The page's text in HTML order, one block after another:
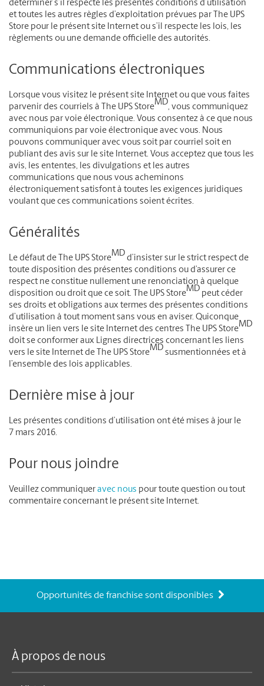
déterminer s’il respecte les présentes conditions d’utilisation
et toutes les autres règles d’exploitation prévues par The UPS
Store pour le présent site Internet ou s’il respecte les lois, les
règlements ou une demande officielle des autorités.
Communications électroniques
Lorsque vous visitez le présent site Internet ou que vous faites
parvenir des courriels à The UPS StoreMD, vous communiquez
avec nous par voie électronique. Vous consentez à ce que nous
communiquions par voie électronique avec vous. Nous
pouvons communiquer avec vous soit par courriel soit en
publiant des avis sur le site Internet. Vous acceptez que tous les
avis, les ententes, les divulgations et les autres
communications que nous vous acheminons
électroniquement satisfont à toutes les exigences juridiques
voulant que ces communications soient écrites.
Généralités
Le défaut de The UPS StoreMD d’insister sur le strict respect de
toute disposition des présentes conditions ou d’assurer ce
respect ne constitue nullement une renonciation à quelque
disposition ou droit que ce soit. The UPS StoreMD peut céder
ses droits et obligations aux termes des présentes conditions
d’utilisation à tout moment sans vous en aviser. Quiconque
insère un lien vers le site Internet des centres The UPS StoreMD
doit se conformer aux Lignes directrices concernant les liens
vers le site Internet de The UPS StoreMD susmentionnées et à
l’ensemble des lois applicables.
Dernière mise à jour
Les présentes conditions d’utilisation ont été mises à jour le
7 mars 2016.
Pour nous joindre
Veuillez communiquer avec nous pour toute question ou tout
commentaire concernant le présent site Internet.
Opportunités de franchise sont disponibles
À propos de nous